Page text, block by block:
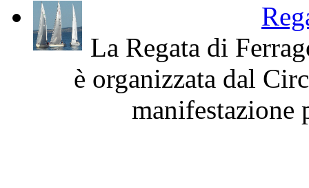
La Regata di
è organizzata dal
manifestazione